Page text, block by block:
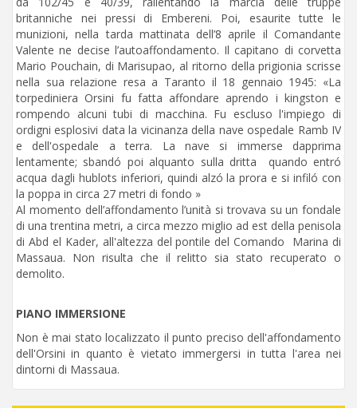
britanniche nei pressi di Embereni. Poi, esaurite tutte le
munizioni, nella tarda mattinata dell’8 aprile il Comandante
Valente ne decise l’autoaffondamento. Il capitano di corvetta
Mario Pouchain, di Marisupao, al ritorno della prigionia scrisse
nella sua relazione resa a Taranto il 18 gennaio 1945: «La
torpediniera Orsini fu fatta affondare aprendo i kingston e
rompendo alcuni tubi di macchina. Fu escluso l'impiego di
ordigni esplosivi data la vicinanza della nave ospedale Ramb IV
e dell'ospedale a terra. La nave si immerse dapprima
lentamente; sbandó poi alquanto sulla dritta quando entró
acqua dagli hublots inferiori, quindi alzó la prora e si infiló con
la poppa in circa 27 metri di fondo »
Al momento dell’affondamento l’unità si trovava su un fondale
di una trentina metri, a circa mezzo miglio ad est della penisola
di Abd el Kader, all'altezza del pontile del Comando Marina di
Massaua. Non risulta che il relitto sia stato recuperato o
demolito.
PIANO IMMERSIONE
Non è mai stato localizzato il punto preciso dell'affondamento
dell'Orsini in quanto è vietato immergersi in tutta l'area nei
dintorni di Massaua.